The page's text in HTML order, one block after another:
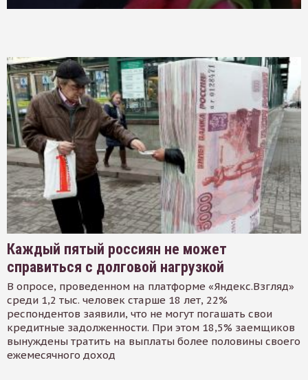
Каждый пятый россиян не может
справиться с долговой нагрузкой
В опросе, проведенном на платформе «Яндекс.Взгляд»
среди 1,2 тыс. человек старше 18 лет, 22%
респондентов заявили, что не могут погашать свои
кредитные задолженности. При этом 18,5% заемщиков
вынуждены тратить на выплаты более половины своего
ежемесячного доход